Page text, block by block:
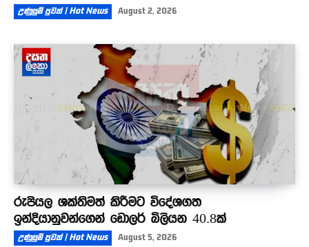
උණුසුම් පුවත් | Hot News August 2, 2026
රුපියල ශක්තිමත් කිරීමට විදේශගත
ඉන්දියානුවන්ගෙන් ඩොලර් බිලියන 40.8ක්
උණුසුම් පුවත් | Hot News August 5, 2026